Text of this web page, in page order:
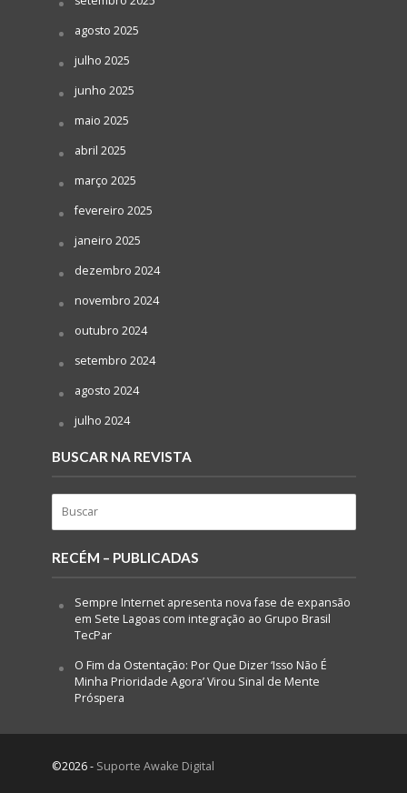
agosto 2025
julho 2025
junho 2025
maio 2025
abril 2025
março 2025
fevereiro 2025
janeiro 2025
dezembro 2024
novembro 2024
outubro 2024
setembro 2024
agosto 2024
julho 2024
BUSCAR NA REVISTA
RECÉM – PUBLICADAS
Sempre Internet apresenta nova fase de expansão
em Sete Lagoas com integração ao Grupo Brasil
TecPar
O Fim da Ostentação: Por Que Dizer ‘Isso Não É
Minha Prioridade Agora’ Virou Sinal de Mente
Próspera
©2026 - Suporte Awake Digital